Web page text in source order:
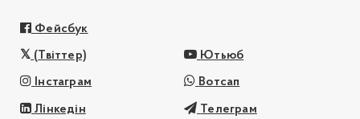
Фейсбук
(Твіттер) Ютьюб
Інстаграм Вотсап
Лінкедін Телеграм